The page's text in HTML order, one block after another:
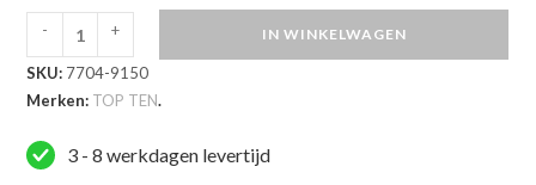
TEN
Trainingspak
ITF
- + IN WINKELWAGEN
SKU: 7704-9150
Merken: TOP TEN.
3 - 8 werkdagen levertijd